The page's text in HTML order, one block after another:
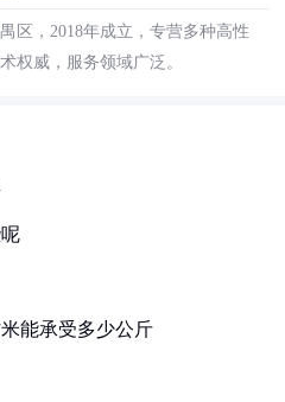
区，2018年成立，专营多种高性
权威，服务领域广泛。
能承受多少公斤